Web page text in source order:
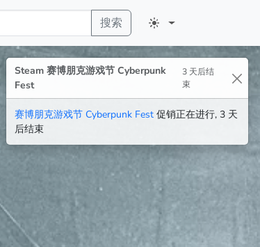
搜索
Steam 赛博朋克游戏节 Cyberpunk
Fest
3 天后结
束
赛博朋克游戏节 Cyberpunk Fest 促销正在进行, 3 天
后结束